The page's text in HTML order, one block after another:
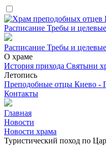
Расписание Требы и
Расписание Требы и
О храме
История прихода Святыни
Летопись
Преподобные отцы Киево -
Контакты
Главная
Новости
Новости храма
Туристический поход по